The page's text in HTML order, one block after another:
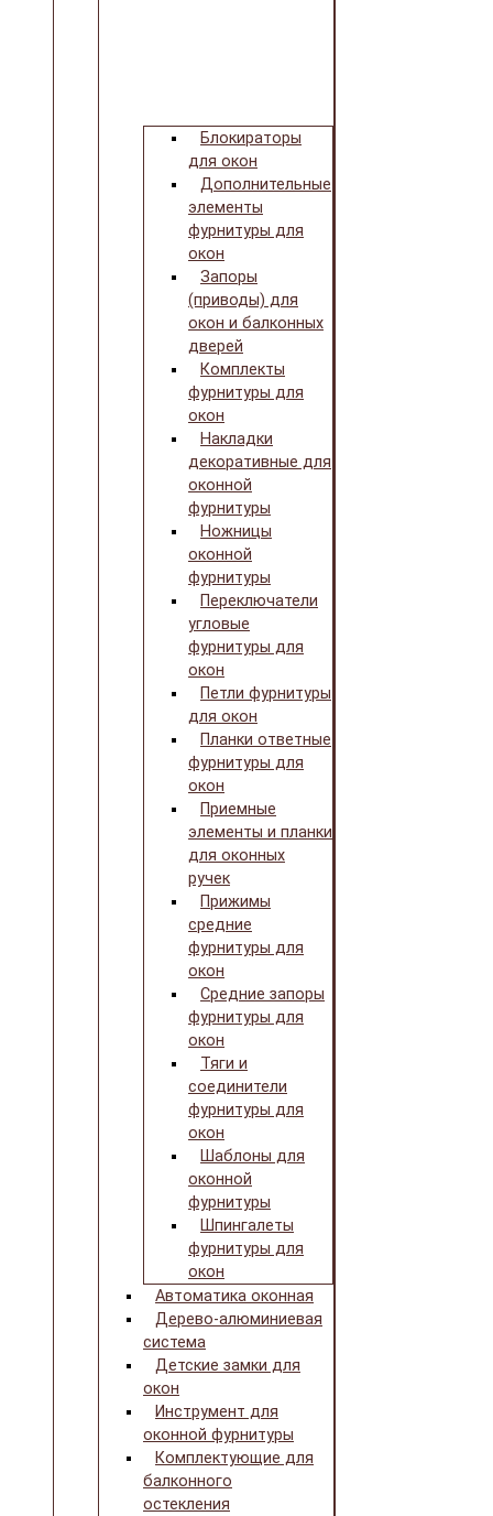
Блокираторы
для окон
Дополнительные
элементы
фурнитуры для
окон
Запоры
(приводы) для
окон и балконных
дверей
Комплекты
фурнитуры для
окон
Накладки
декоративные для
оконной
фурнитуры
Ножницы
оконной
фурнитуры
Переключатели
угловые
фурнитуры для
окон
Петли фурнитуры
для окон
Планки ответные
фурнитуры для
окон
Приемные
элементы и планки
для оконных
ручек
Прижимы
средние
фурнитуры для
окон
Средние запоры
фурнитуры для
окон
Тяги и
соединители
фурнитуры для
окон
Шаблоны для
оконной
фурнитуры
Шпингалеты
фурнитуры для
окон
Автоматика оконная
Дерево-алюминиевая
система
Детские замки для
окон
Инструмент для
оконной фурнитуры
Комплектующие для
балконного
остекления